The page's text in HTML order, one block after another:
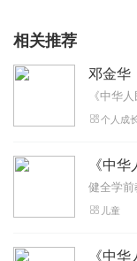
相关推荐
个人成
《中
儿童
《中